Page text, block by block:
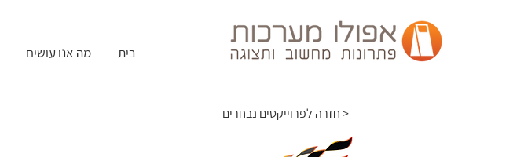
בית מה אנו עושים
חזרה לפרוייקטים נבחרים >